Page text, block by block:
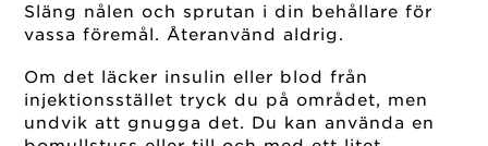
Släng nålen och sprutan i din behållare för
vassa föremål. Återanvänd aldrig.
Om det läcker insulin eller blod från
injektionsstället tryck du på området, men
undvik att gnugga det. Du kan använda en